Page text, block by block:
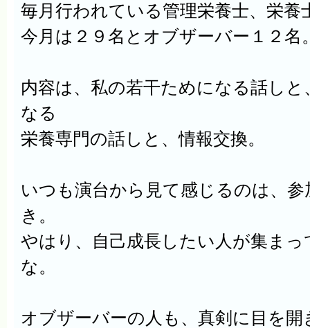
毎月行われている管理栄養士、栄養
今月は２９名とオブザーバー１２名
内容は、私の若干ためになる話し
なる
栄養専門の話しと、情報交換。
いつも演台から見て感じるのは、参
き。
やはり、自己成長したい人が集ま
な。
オブザーバーの人も、真剣に目を開